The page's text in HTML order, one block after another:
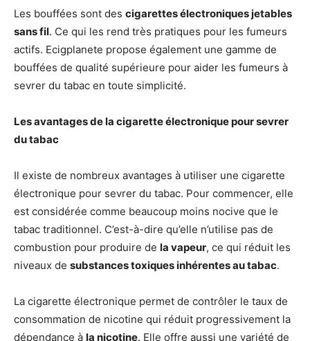
Les bouffées sont des cigarettes électroniques jetables
sans fil. Ce qui les rend très pratiques pour les fumeurs
actifs. Ecigplanete propose également une gamme de
bouffées de qualité supérieure pour aider les fumeurs à
sevrer du tabac en toute simplicité.
Les avantages de la cigarette électronique pour sevrer
du tabac
Il existe de nombreux avantages à utiliser une cigarette
électronique pour sevrer du tabac. Pour commencer, elle
est considérée comme beaucoup moins nocive que le
tabac traditionnel. C’est-à-dire qu’elle n’utilise pas de
combustion pour produire de la vapeur, ce qui réduit les
niveaux de substances toxiques inhérentes au tabac.
La cigarette électronique permet de contrôler le taux de
consommation de nicotine qui réduit progressivement la
dépendance à la nicotine. Elle offre aussi une variété de